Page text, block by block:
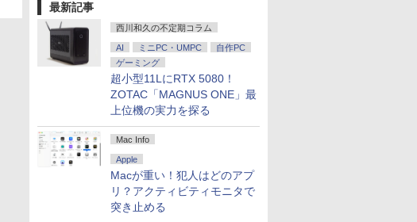
最新記事
西川和久の不定期コラム
AI ミニPC・UMPC
自作PC
ゲーミング
超小型11LにRTX 5080！
ZOTAC「MAGNUS ONE」最
上位機の実力を探る
Mac Info
Apple
Macが重い！犯人はどのアプ
リ？アクティビティモニタで
突き止める